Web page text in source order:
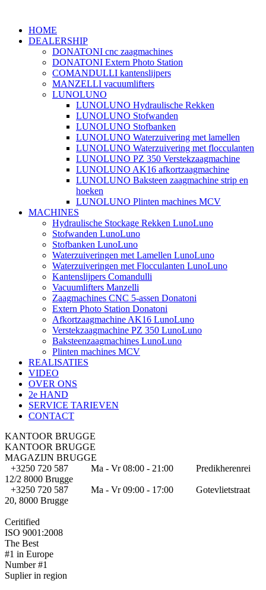
HOME
DEALERSHIP
DONATONI cnc zaagmachines
DONATONI Extern Photo Station
COMANDULLI kantenslijpers
MANZELLI vacuumlifters
LUNOLUNO
LUNOLUNO Hydraulische Rekken
LUNOLUNO Stofwanden
LUNOLUNO Stofbanken
LUNOLUNO Waterzuivering met lamellen
LUNOLUNO Waterzuivering met flocculanten
LUNOLUNO PZ 350 Verstekzaagmachine
LUNOLUNO AK16 afkortzaagmachine
LUNOLUNO Baksteen zaagmachine strip en
hoeken
LUNOLUNO Plinten machines MCV
MACHINES
Hydraulische Stockage Rekken LunoLuno
Stofwanden LunoLuno
Stofbanken LunoLuno
Waterzuiveringen met Lamellen LunoLuno
Waterzuiveringen met Flocculanten LunoLuno
Kantenslijpers Comandulli
Vacuumlifters Manzelli
Zaagmachines CNC 5-assen Donatoni
Extern Photo Station Donatoni
Afkortzaagmachine AK16 LunoLuno
Verstekzaagmachine PZ 350 LunoLuno
Baksteenzaagmachines LunoLuno
Plinten machines MCV
REALISATIES
VIDEO
OVER ONS
2e HAND
SERVICE TARIEVEN
CONTACT
KANTOOR BRUGGE
KANTOOR BRUGGE
MAGAZIJN BRUGGE
+3250 720 587
Ma - Vr 08:00 - 21:00
Predikherenrei
12/2 8000 Brugge
+3250 720 587
Ma - Vr 09:00 - 17:00
Gotevlietstraat
20, 8000 Brugge
Ceritified
ISO 9001:2008
The Best
#1 in Europe
Number #1
Suplier in region